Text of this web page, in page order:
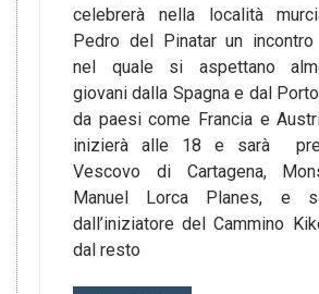
celebrerà nella località
Pedro del Pinatar un incontro
nel quale si aspettano
giovani dalla Spagna e dal
da paesi come Francia e
inizierà alle 18 e sarà
Vescovo di Cartagena,
Manuel Lorca Planes, e
dall’iniziatore del Cammino
dal resto